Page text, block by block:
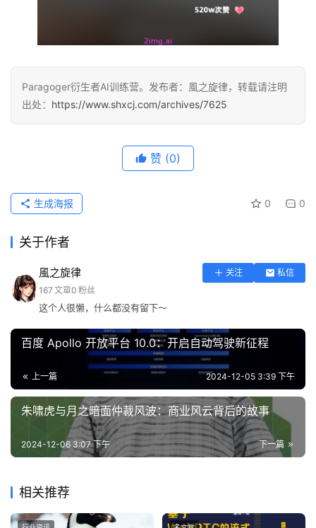
Paragoger衍生者AI训练营。发布者：風之旋律，转载请注明
出处： https://www.shxcj.com/archives/7625
赞 (0)
0 0
生成海报
关于作者
風之旋律 关注
私信
167 文章0 粉丝
这个人很懒，什么都没有留下～
百度 Apollo 开放平台 10.0：开启自动驾驶新征程
上一篇 2024-12-05 3:39 下午
朱啸虎与月之暗面仲裁风波：商业风云背后的故事
下一篇
2024-12-06 3:07 下午
相关推荐